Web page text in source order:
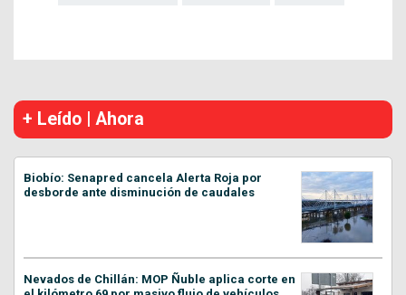
+ Leído | Ahora
Biobío: Senapred cancela Alerta Roja por
desborde ante disminución de caudales
Nevados de Chillán: MOP Ñuble aplica corte en